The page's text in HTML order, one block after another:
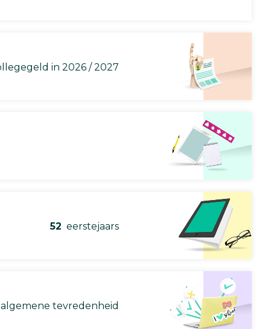
in 2026 / 2027
52 eerstejaars
algemene tevredenheid